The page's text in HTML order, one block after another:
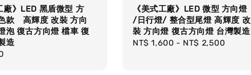
廠》LED 黑盾微型 方
款 高輝度 改裝 方向
泡 復古方向燈 檔車 復
造
《美式工廠》LED 微型 方向燈
/日行燈/ 整合型尾燈 高輝度 改
裝 方向燈 復古方向燈 台灣製造
Regular
NT$ 1,600 - NT$ 2,500